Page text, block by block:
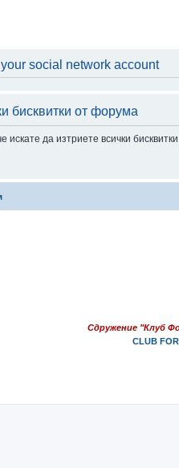
social network account
бисквитки от форума
искате да изтриете всички
Сдружение "Клуб
CLUB